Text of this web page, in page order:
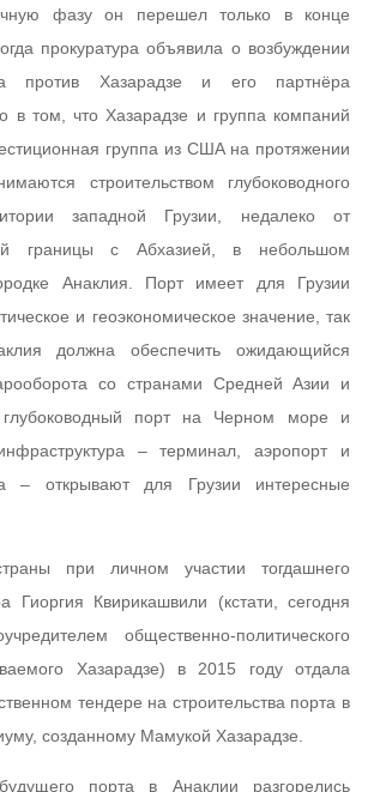
фазу он перешел только в конце
прокуратура объявила о возбуждении
против Хазарадзе и его партнёра
в том, что Хазарадзе и группа компаний
группа из США на протяжении
строительством глубоководного
западной Грузии, недалеко от
границы с Абхазией, в небольшом
Анаклия. Порт имеет для Грузии
и геоэкономическое значение, так
должна обеспечить ожидающийся
со странами Средней Азии и
порт на Черном море и
– терминал, аэропорт и
– открывают для Грузии интересные
при личном участии тогдашнего
Гиоргия Квирикашвили (кстати, сегодня
общественно-политического
Хазарадзе) в 2015 году отдала
тендере на строительства порта в
созданному Мамукой Хазарадзе.
порта в Анаклии разгорелись